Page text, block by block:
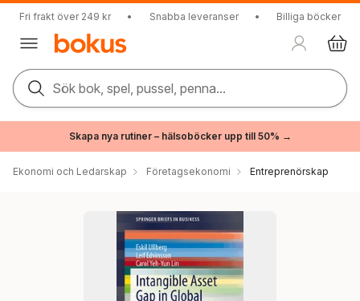
Fri frakt över 249 kr • Snabba leveranser • Billiga böcker
Sök bok, spel, pussel, penna...
Skapa nya rutiner – hälsoböcker upp till 50% →
Ekonomi och Ledarskap Företagsekonomi Entreprenörskap